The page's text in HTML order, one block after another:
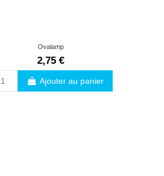
Ovalamp
2,75 €
Ajouter au panier